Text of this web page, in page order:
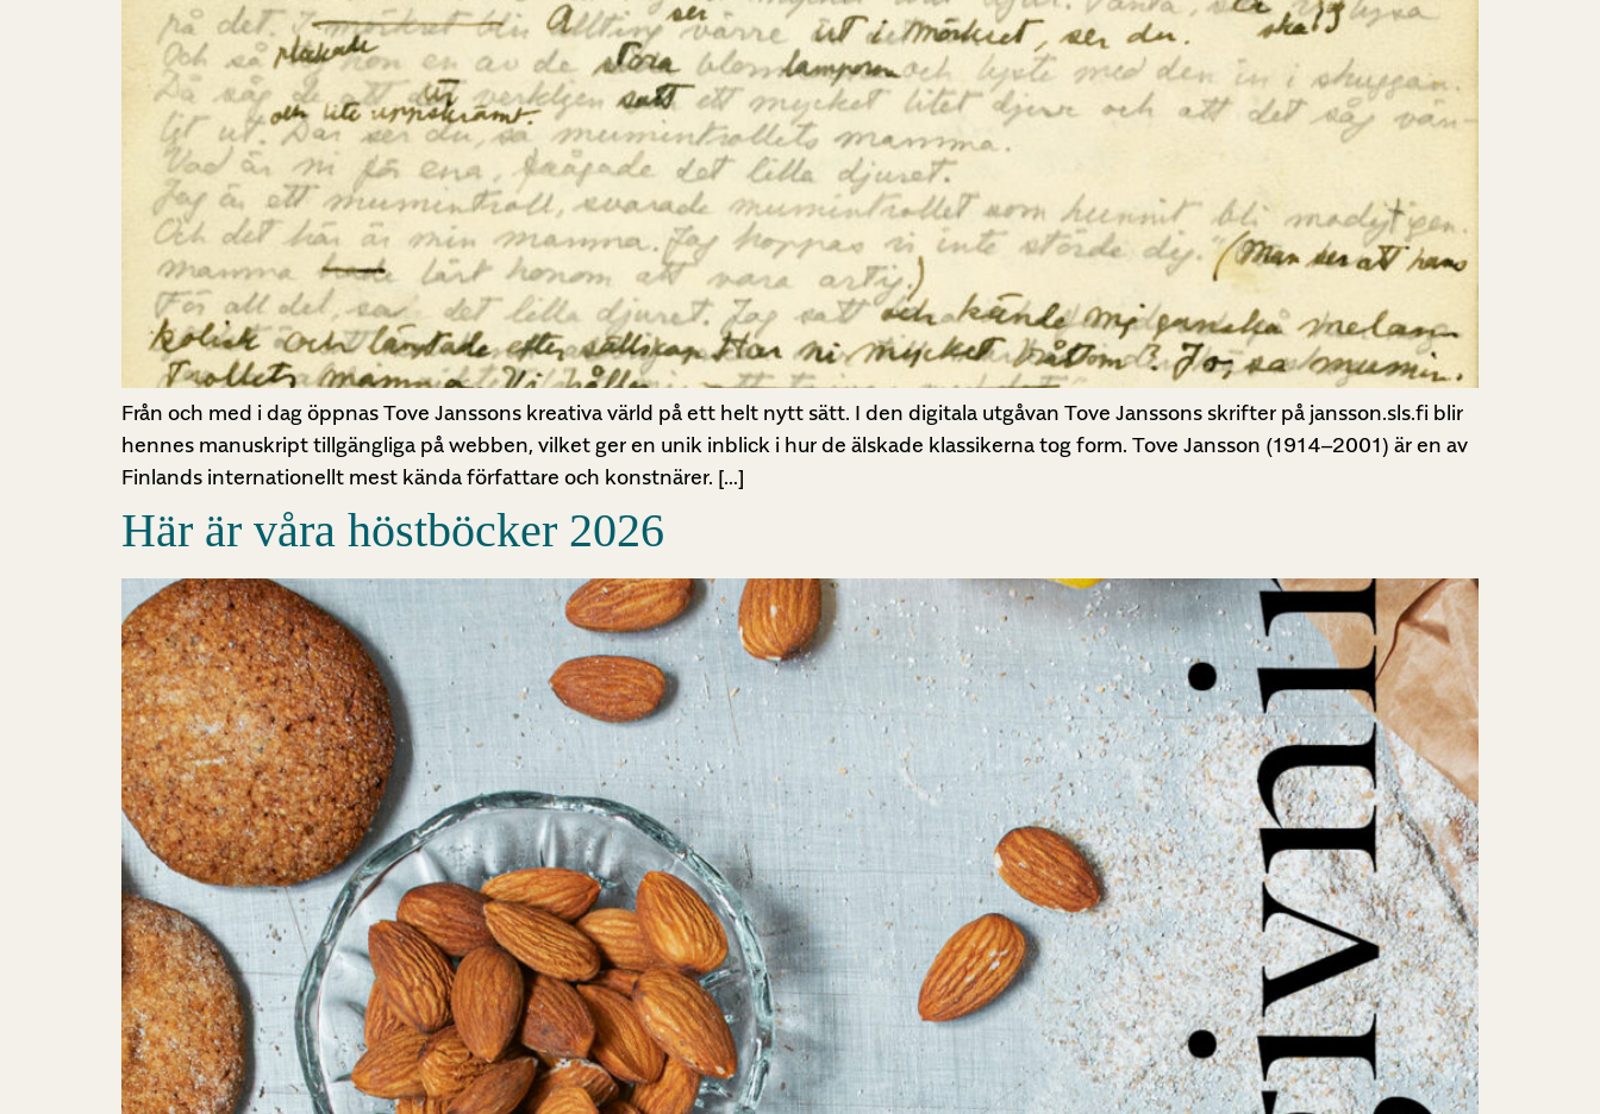
Från och med i dag öppnas Tove Janssons kreativa värld på ett helt nytt sätt. I den digitala utgåvan Tove Janssons skrifter på jansson.sls.fi blir
hennes manuskript tillgängliga på webben, vilket ger en unik inblick i hur de älskade klassikerna tog form. Tove Jansson (1914–2001) är en av
Finlands internationellt mest kända författare och konstnärer. […]
Här är våra höstböcker 2026